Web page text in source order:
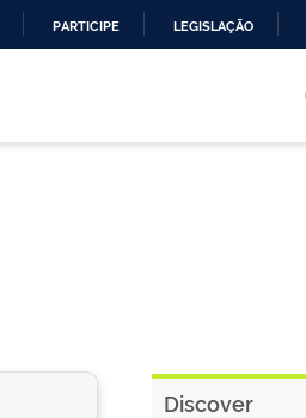
PARTICIPE LEGISLAÇÃO
Discover